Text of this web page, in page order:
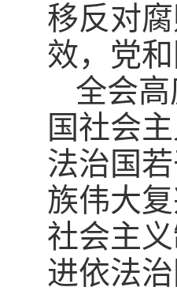
移反对
效，党
全会
国社会
法治国
族伟大
社会主
进依法治